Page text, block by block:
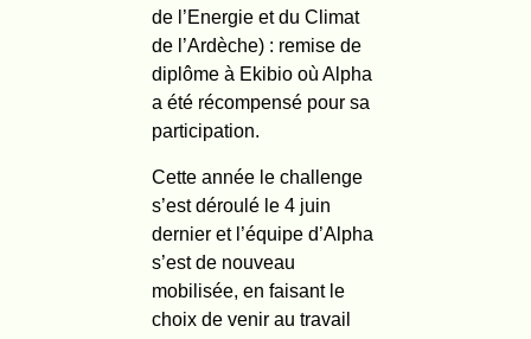
de l’Energie et du Climat
de l’Ardèche) : remise de
diplôme à Ekibio où Alpha
a été récompensé pour sa
participation.
Cette année le challenge
s’est déroulé le 4 juin
dernier et l’équipe d’Alpha
s’est de nouveau
mobilisée, en faisant le
choix de venir au travail